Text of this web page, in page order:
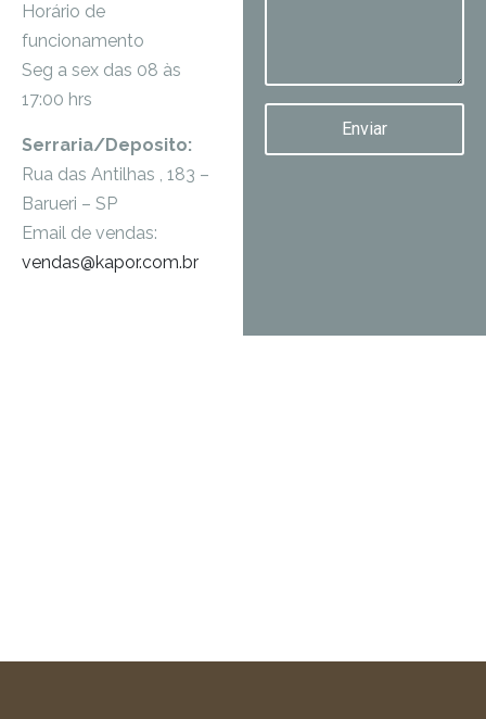
Horário de
funcionamento
Seg a sex das 08 às
17:00 hrs
Serraria/Deposito:
Rua das Antilhas , 183 –
Barueri – SP
Email de vendas:
vendas@kapor.com.br
Enviar